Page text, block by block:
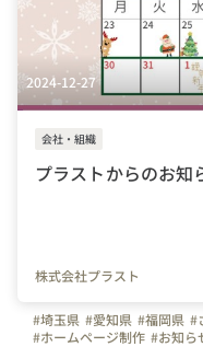
2024-12-27
会社・組織
プラストからのお知
株式会社プラスト
#埼玉県 #愛知県 #福岡県 #
#ホームページ制作 #お知ら